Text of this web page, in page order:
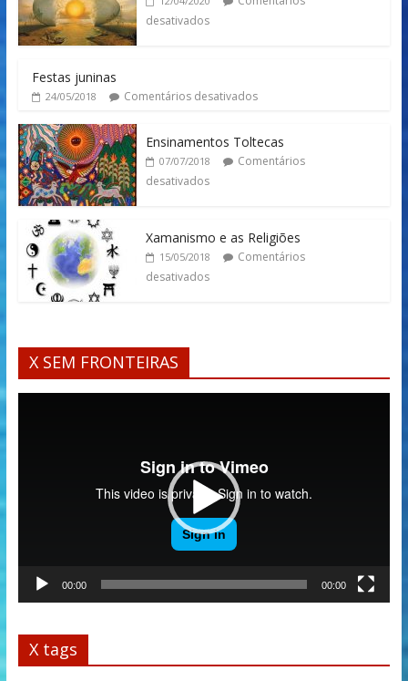
desativados
Festas juninas
24/05/2018 Comentários desativados
Ensinamentos Toltecas
07/07/2018
Comentários
desativados
Xamanismo e as Religiões
15/05/2018
Comentários
desativados
X SEM FRONTEIRAS
00:00 00:00
X tags